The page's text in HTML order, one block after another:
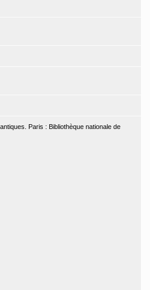
Paris : Bibliothèque nationale de